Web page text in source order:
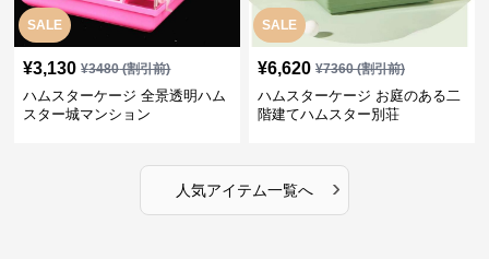
SALE
¥3,130 ¥3480(割引前)
ハムスターケージ 全景透明ハム
スター城マンション
SALE
¥6,620 ¥7360(割引前)
ハムスターケージ お庭のある二
階建てハムスター別荘
人気アイテム一覧へ ›